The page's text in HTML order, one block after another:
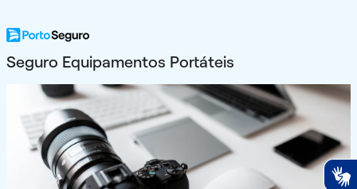
Seguro Equipamentos Portáteis